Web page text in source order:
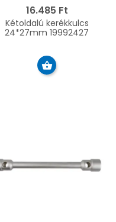
16.485 Ft
Kétoldalú kerékkulcs
24*27mm 19992427